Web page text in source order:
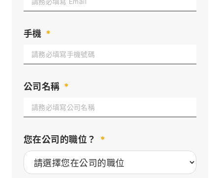
手機 *
公司名稱 *
您在公司的職位？ *